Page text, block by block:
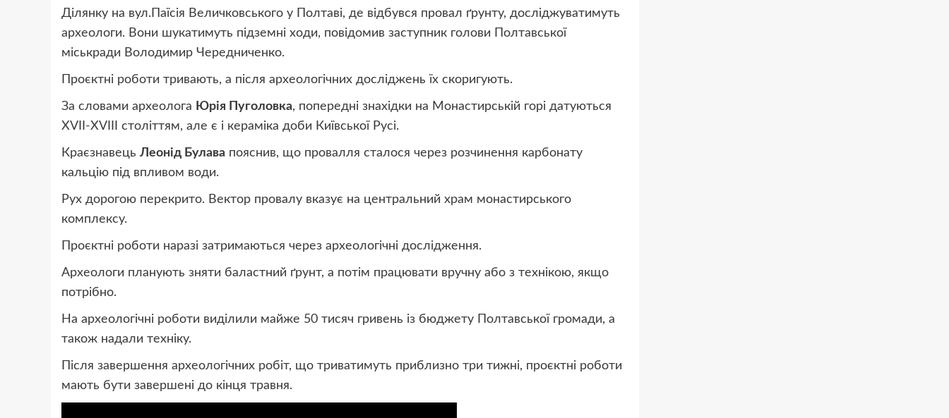
Ділянку на вул.Паїсія Величковського у Полтаві, де відбувся провал ґрунту, досліджуватимуть
археологи. Вони шукатимуть підземні ходи, повідомив заступник голови Полтавської
міськради Володимир Чередниченко.
Проєктні роботи тривають, а після археологічних досліджень їх скоригують.
За словами археолога Юрія Пуголовка, попередні знахідки на Монастирській горі датуються
XVII-XVIII століттям, але є і кераміка доби Київської Русі.
Краєзнавець Леонід Булава пояснив, що провалля сталося через розчинення карбонату
кальцію під впливом води.
Рух дорогою перекрито. Вектор провалу вказує на центральний храм монастирського
комплексу.
Проєктні роботи наразі затримаються через археологічні дослідження.
Археологи планують зняти баластний ґрунт, а потім працювати вручну або з технікою, якщо
потрібно.
На археологічні роботи виділили майже 50 тисяч гривень із бюджету Полтавської громади, а
також надали техніку.
Після завершення археологічних робіт, що триватимуть приблизно три тижні, проєктні роботи
мають бути завершені до кінця травня.